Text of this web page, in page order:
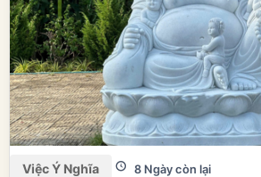
Việc Ý Nghĩa 8 Ngày còn lại